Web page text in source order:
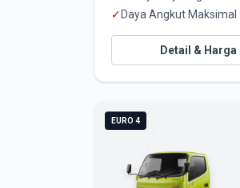
✓ Daya Angkut Maksimal
Detail & Harga
EURO 4